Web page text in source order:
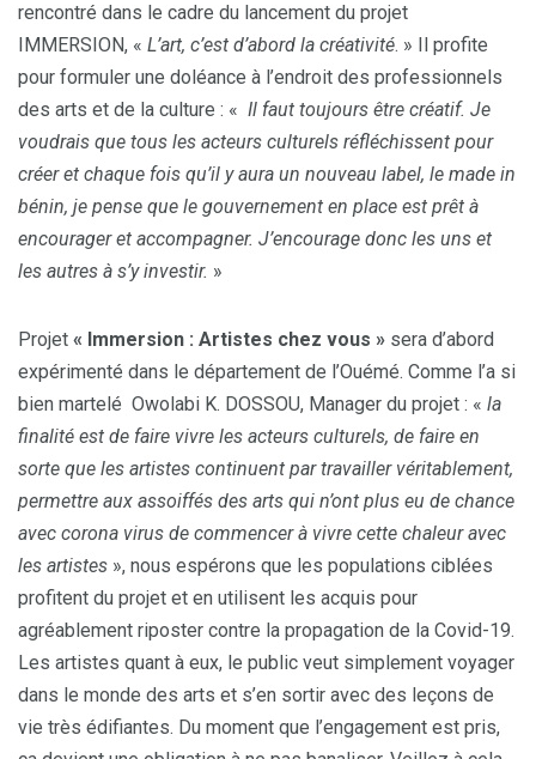
rencontré dans le cadre du lancement du projet
IMMERSION, « L’art, c’est d’abord la créativité. » Il profite
pour formuler une doléance à l’endroit des professionnels
des arts et de la culture : « Il faut toujours être créatif. Je
voudrais que tous les acteurs culturels réfléchissent pour
créer et chaque fois qu’il y aura un nouveau label, le made in
bénin, je pense que le gouvernement en place est prêt à
encourager et accompagner. J’encourage donc les uns et
les autres à s’y investir. »
Projet « Immersion : Artistes chez vous » sera d’abord
expérimenté dans le département de l’Ouémé. Comme l’a si
bien martelé Owolabi K. DOSSOU, Manager du projet : « la
finalité est de faire vivre les acteurs culturels, de faire en
sorte que les artistes continuent par travailler véritablement,
permettre aux assoiffés des arts qui n’ont plus eu de chance
avec corona virus de commencer à vivre cette chaleur avec
les artistes », nous espérons que les populations ciblées
profitent du projet et en utilisent les acquis pour
agréablement riposter contre la propagation de la Covid-19.
Les artistes quant à eux, le public veut simplement voyager
dans le monde des arts et s’en sortir avec des leçons de
vie très édifiantes. Du moment que l’engagement est pris,